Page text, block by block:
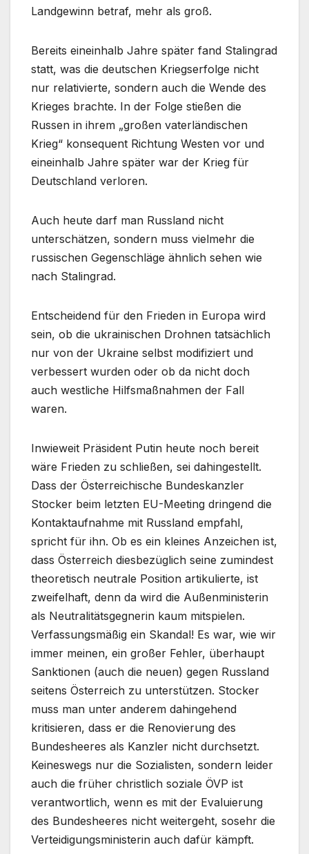
Landgewinn betraf, mehr als groß.
Bereits eineinhalb Jahre später fand Stalingrad
statt, was die deutschen Kriegserfolge nicht
nur relativierte, sondern auch die Wende des
Krieges brachte. In der Folge stießen die
Russen in ihrem „großen vaterländischen
Krieg“ konsequent Richtung Westen vor und
eineinhalb Jahre später war der Krieg für
Deutschland verloren.
Auch heute darf man Russland nicht
unterschätzen, sondern muss vielmehr die
russischen Gegenschläge ähnlich sehen wie
nach Stalingrad.
Entscheidend für den Frieden in Europa wird
sein, ob die ukrainischen Drohnen tatsächlich
nur von der Ukraine selbst modifiziert und
verbessert wurden oder ob da nicht doch
auch westliche Hilfsmaßnahmen der Fall
waren.
Inwieweit Präsident Putin heute noch bereit
wäre Frieden zu schließen, sei dahingestellt.
Dass der Österreichische Bundeskanzler
Stocker beim letzten EU-Meeting dringend die
Kontaktaufnahme mit Russland empfahl,
spricht für ihn. Ob es ein kleines Anzeichen ist,
dass Österreich diesbezüglich seine zumindest
theoretisch neutrale Position artikulierte, ist
zweifelhaft, denn da wird die Außenministerin
als Neutralitätsgegnerin kaum mitspielen.
Verfassungsmäßig ein Skandal! Es war, wie wir
immer meinen, ein großer Fehler, überhaupt
Sanktionen (auch die neuen) gegen Russland
seitens Österreich zu unterstützen. Stocker
muss man unter anderem dahingehend
kritisieren, dass er die Renovierung des
Bundesheeres als Kanzler nicht durchsetzt.
Keineswegs nur die Sozialisten, sondern leider
auch die früher christlich soziale ÖVP ist
verantwortlich, wenn es mit der Evaluierung
des Bundesheeres nicht weitergeht, sosehr die
Verteidigungsministerin auch dafür kämpft.